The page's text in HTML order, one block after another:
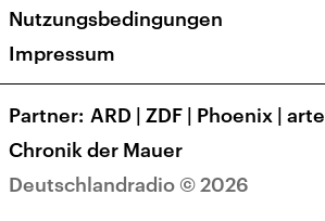
Karriere
Transparenz
Deutschlandradio © 2026
Nutzungsbedingungen
Impressum
Partner ARD | ZDF | Phoenix | arte
Chronik der Mauer